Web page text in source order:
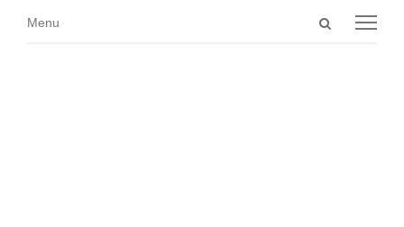
Open
Menu
Menu